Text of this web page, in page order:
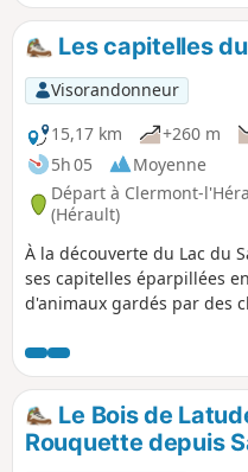
Les capitelles
Visorandonneur
15,17 km
+260 m
5h 05
Moyenne
Départ à Clermont-
(Hérault)
À la découverte du Lac du
ses capitelles éparpillées entre les
d'animaux gardés par des
pratiques.
Le Bois de
Rouquette depuis